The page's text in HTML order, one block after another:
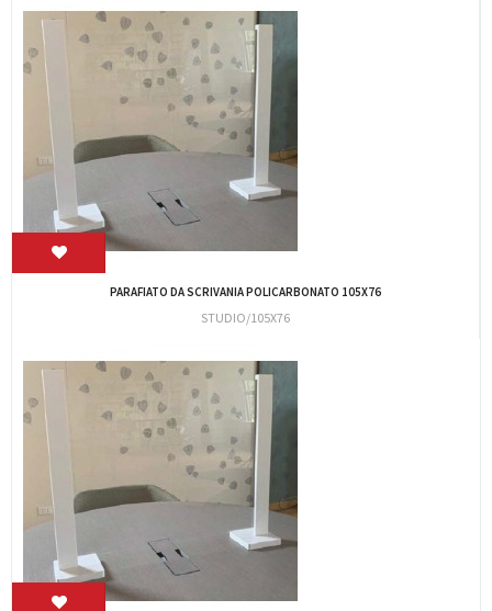
901682SEDIA ATTESA CUBIKABASE SLITTA...
MILANI/CUBIKA48